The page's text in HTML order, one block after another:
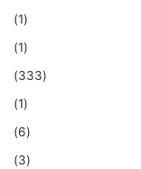
(1)
(1)
(333)
(1)
(6)
(3)